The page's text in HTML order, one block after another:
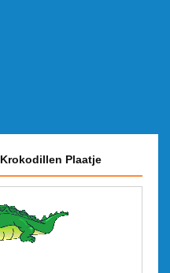
Krokodillen Plaatje